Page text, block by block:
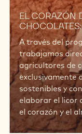
aplicaciones
coberturas